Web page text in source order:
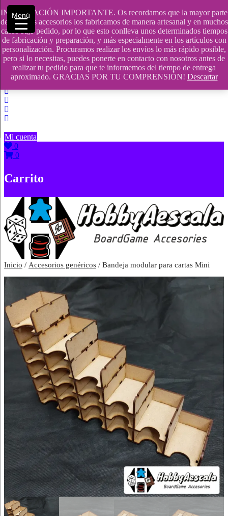
INFORMACIÓN IMPORTANTE. Os recordamos que la mayor parte
de nuestros accesorios los fabricamos de manera artesanal y en muchos
casos bajo pedido, por lo que esto conlleva unos determinados tiempos
de fabricación y preparación, y más especialmente en los artículos con
personalización. Procuramos realizar los envíos lo más rápido posible,
pero si lo necesitas, puedes ponerte en contacto con nosotros antes de
realizar tu pedido para que te informemos del tiempo de entrega
aproximado. GRACIAS POR TU COMPRENSIÓN! Descartar
Saltar
contenido
609241475 SOLO DE 10:00 a 14:00
info@hobbyaescala.com
San Fernando de Henares
10:00 - 14:00
Mi cuenta
0
0
Carrito
Inicio / Accesorios genéricos / Bandeja modular para cartas Mini
Menú